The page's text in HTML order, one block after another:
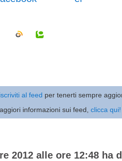
iscriviti al feed per tenerti sempre
informazioni sui feed, clicca qui!
2012 alle ore 12:48 ha